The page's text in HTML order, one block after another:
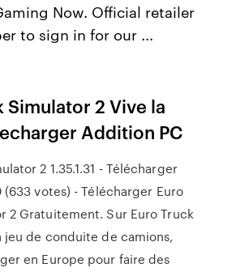
Now. Official retailer
to sign in for our ...
Simulator 2 Vive la
Addition PC
2 1.35.1.31 - Télécharger
(633 votes) - Télécharger Euro
2 Gratuitement. Sur Euro Truck
jeu de conduite de camions,
en Europe pour faire des